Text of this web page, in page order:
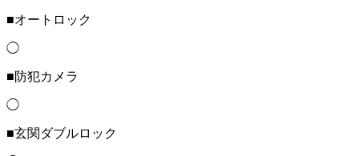
■オートロック
◯
■防犯カメラ
◯
■玄関ダブルロック